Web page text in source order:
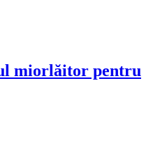
miorlăitor pentru